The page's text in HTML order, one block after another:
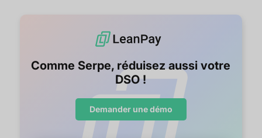
Comme Serpe, réduisez aussi votre
DSO !
Demander une démo